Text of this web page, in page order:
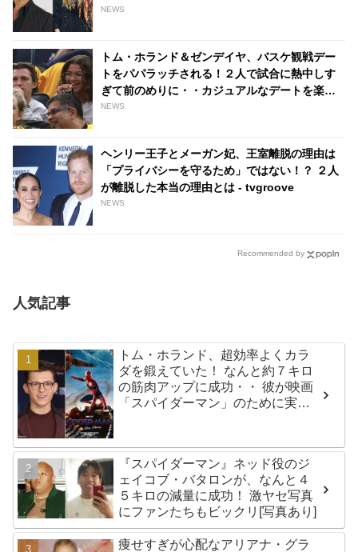
け・・？ - tvgroove
NEWS
トム・ホランド＆ゼンデイヤ、バスケ観戦デー
トをパパラッチされる！２人で試合に熱中しす
ぎて前のめりに・・カジュアルなデートを楽し
む［写真あり］ - tvgroove
NEWS
ヘンリー王子とメーガン妃、王室離脱の理由は
「プライバシーを守るため」ではない！？ ２人
が離脱した本当の理由とは - tvgroove
NEWS
Recommended by
人気記事
トム・ホランド、超効率よくカラ
ダを鍛えていた！ なんと約７キロ
の筋肉アップに成功・・ 彼が映画
「スパイダーマン」のために実践
『スパイダーマン』ネッド役のジ
ェイコブ・バタロンが、なんと４
５キロの減量に成功！ 激ヤセ写真
にファンたちもビックリ[写真あり]
痩せすぎが心配なアリアナ・グラ